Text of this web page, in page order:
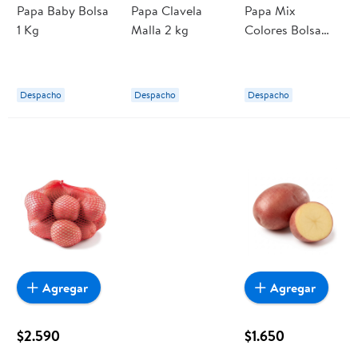
Papa Baby Bolsa
1 Kg
Despacho
Papa Clavela
Malla 2 kg
Despacho
Papa Mix
Colores Bolsa
Despacho
$2.590
Agregar
$1.650
Agregar